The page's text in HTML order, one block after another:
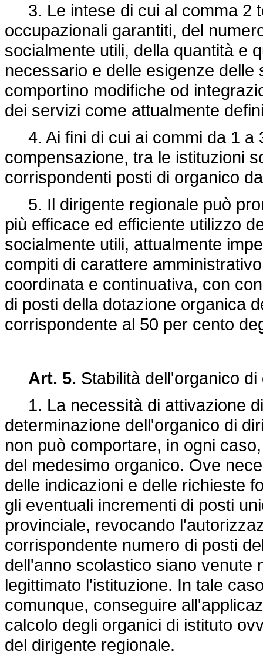
3. Le intese di cui al comma 2
occupazionali garantiti, del
socialmente utili, della quantità e
necessario e delle esigenze
comportino modifiche od
dei servizi come attualmente
4. Ai fini di cui ai commi da 1 a
compensazione, tra le istituzioni
corrispondenti posti di organico
5. Il dirigente regionale può
più efficace ed efficiente utilizzo
socialmente utili, attualmente
compiti di carattere
coordinata e continuativa, con
di posti della dotazione organica
corrispondente al 50 per cento
Art. 5. Stabilità dell'organico di
1. La necessità di attivazione
determinazione dell'organico di
non può comportare, in ogni
del medesimo organico. Ove
delle indicazioni e delle richieste
gli eventuali incrementi di posti
provinciale, revocando
corrispondente numero di posti
dell'anno scolastico siano venute
legittimato l'istituzione. In tale
comunque, conseguire
calcolo degli organici di istituto
del dirigente regionale.